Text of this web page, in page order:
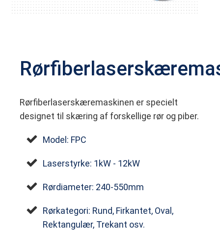
Rørfiberlaserskæremaskinen er specielt
designet til skæring af forskellige rør og piber.
Model: FPC
Laserstyrke: 1kW - 12kW
Rørdiameter: 240-550mm
Rørkategori: Rund, Firkantet, Oval,
Rektangulær, Trekant osv.